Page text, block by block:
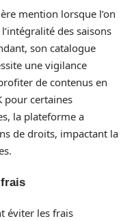
mention lorsque l’on
des saisons
son catalogue
une vigilance
de contenus en
pour certaines
la plateforme a
de droits, impactant la
éviter les frais